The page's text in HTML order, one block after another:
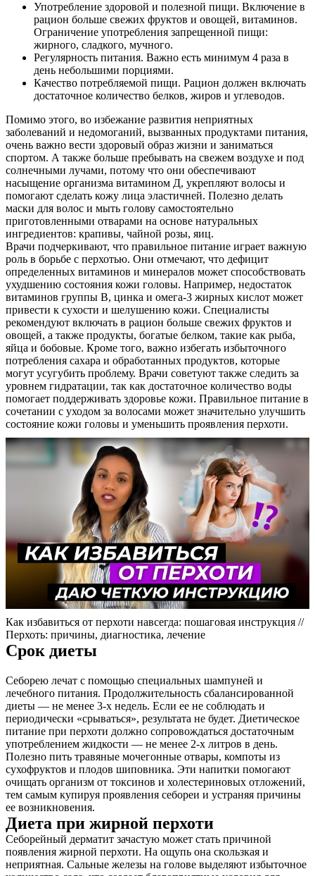
Употребление здоровой и полезной пищи. Включение в
рацион больше свежих фруктов и овощей, витаминов.
Ограничение употребления запрещенной пищи:
жирного, сладкого, мучного.
Регулярность питания. Важно есть минимум 4 раза в
день небольшими порциями.
Качество потребляемой пищи. Рацион должен включать
достаточное количество белков, жиров и углеводов.
Помимо этого, во избежание развития неприятных
заболеваний и недомоганий, вызванных продуктами питания,
очень важно вести здоровый образ жизни и заниматься
спортом. А также больше пребывать на свежем воздухе и под
солнечными лучами, потому что они обеспечивают
насыщение организма витамином Д, укрепляют волосы и
помогают сделать кожу лица эластичней. Полезно делать
маски для волос и мыть голову самостоятельно
приготовленными отварами на основе натуральных
ингредиентов: крапивы, чайной розы, яиц.
Врачи подчеркивают, что правильное питание играет важную
роль в борьбе с перхотью. Они отмечают, что дефицит
определенных витаминов и минералов может способствовать
ухудшению состояния кожи головы. Например, недостаток
витаминов группы B, цинка и омега-3 жирных кислот может
привести к сухости и шелушению кожи. Специалисты
рекомендуют включать в рацион больше свежих фруктов и
овощей, а также продукты, богатые белком, такие как рыба,
яйца и бобовые. Кроме того, важно избегать избыточного
потребления сахара и обработанных продуктов, которые
могут усугубить проблему. Врачи советуют также следить за
уровнем гидратации, так как достаточное количество воды
помогает поддерживать здоровье кожи. Правильное питание в
сочетании с уходом за волосами может значительно улучшить
состояние кожи головы и уменьшить проявления перхоти.
Как избавиться от перхоти навсегда: пошаговая инструкция //
Перхоть: причины, диагностика, лечение
Срок диеты
Себорею лечат с помощью специальных шампуней и
лечебного питания. Продолжительность сбалансированной
диеты — не менее 3-х недель. Если ее не соблюдать и
периодически «срываться», результата не будет. Диетическое
питание при перхоти должно сопровождаться достаточным
употреблением жидкости — не менее 2-х литров в день.
Полезно пить травяные мочегонные отвары, компоты из
сухофруктов и плодов шиповника. Эти напитки помогают
очищать организм от токсинов и холестериновых отложений,
тем самым купируя проявления себореи и устраняя причины
ее возникновения.
Диета при жирной перхоти
Себорейный дерматит зачастую может стать причиной
появления жирной перхоти. На ощупь она скользкая и
неприятная. Сальные железы на голове выделяют избыточное